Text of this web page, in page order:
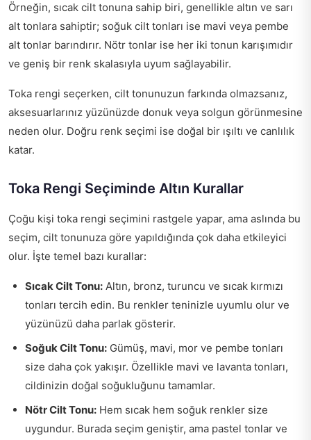
Örneğin, sıcak cilt tonuna sahip biri, genellikle altın ve sarı
alt tonlara sahiptir; soğuk cilt tonları ise mavi veya pembe
alt tonlar barındırır. Nötr tonlar ise her iki tonun karışımıdır
ve geniş bir renk skalasıyla uyum sağlayabilir.
Toka rengi seçerken, cilt tonunuzun farkında olmazsanız,
aksesuarlarınız yüzünüzde donuk veya solgun görünmesine
neden olur. Doğru renk seçimi ise doğal bir ışıltı ve canlılık
katar.
Toka Rengi Seçiminde Altın Kurallar
Çoğu kişi toka rengi seçimini rastgele yapar, ama aslında bu
seçim, cilt tonunuza göre yapıldığında çok daha etkileyici
olur. İşte temel bazı kurallar:
Sıcak Cilt Tonu: Altın, bronz, turuncu ve sıcak kırmızı
tonları tercih edin. Bu renkler teninizle uyumlu olur ve
yüzünüzü daha parlak gösterir.
Soğuk Cilt Tonu: Gümüş, mavi, mor ve pembe tonları
size daha çok yakışır. Özellikle mavi ve lavanta tonları,
cildinizin doğal soğukluğunu tamamlar.
Nötr Cilt Tonu: Hem sıcak hem soğuk renkler size
uygundur. Burada seçim geniştir, ama pastel tonlar ve